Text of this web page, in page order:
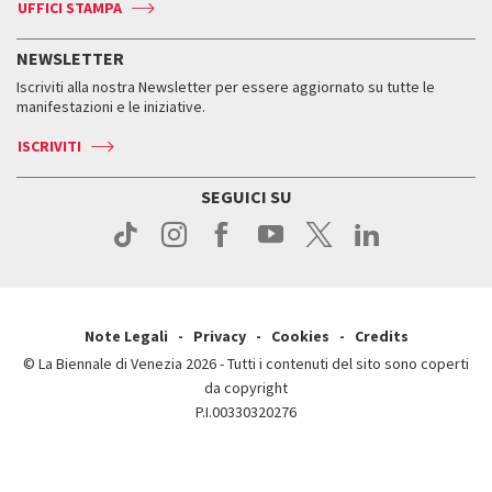
Press
Accrediti
Come raggiungerci
Accrediti
Come raggiungerci
Contatti
Press
Press
Edizioni passate
Orari e sedi
Biglietti
Servizi al pubblico
Come raggiungerci
Contatti
ASAC DATI
Storia
Orari e sedi
UFFICI STAMPA
NEWSLETTER
Iscriviti alla nostra Newsletter per essere aggiornato su tutte le
manifestazioni e le iniziative.
ISCRIVITI
SEGUICI SU
Note Legali Privacy Cookies
Credits
© La Biennale di Venezia 2026 - Tutti i contenuti del sito sono coperti
da copyright
P.I.00330320276